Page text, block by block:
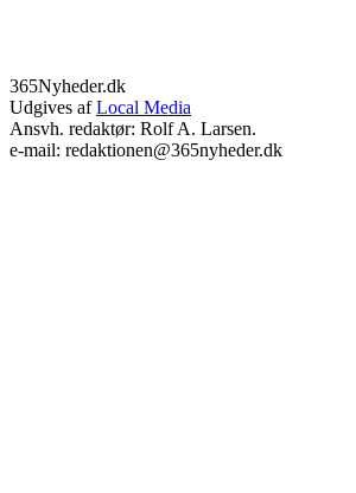
365Nyheder.dk
Udgives afLocal Media
Ansvh. redaktør: Rolf A. Larsen.
e-mail: redaktionen@365nyheder.dk